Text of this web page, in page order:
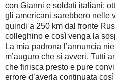
con Gianni e soldati italiani;
gli americani sarebbero nelle
quindi a 250 km dal fronte
colleghino e così venga la
La mia padrona l’annuncia
m’auguro che si avveri. Tutti
che finisca presto e pure
errore d’averla continuata